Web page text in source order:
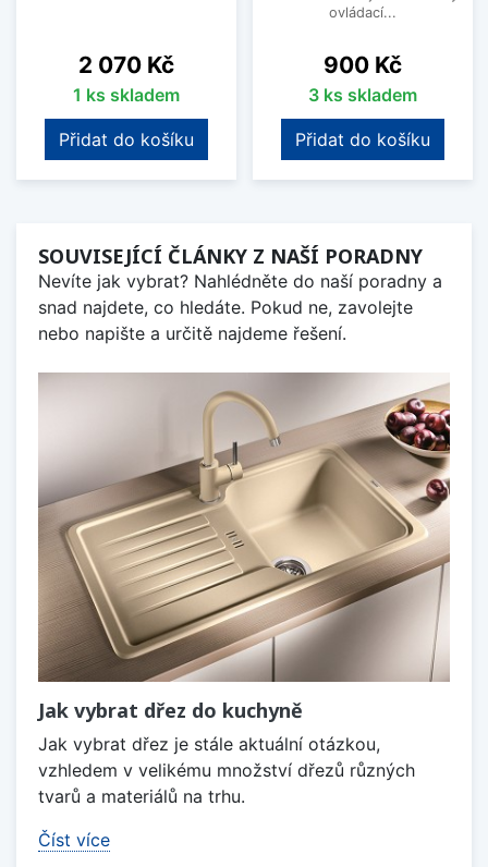
Cena
2 070 Kč
1 ks skladem
Přidat do košíku
ovládací...
Cena
900 Kč
3 ks skladem
Přidat do košíku
SOUVISEJÍCÍ ČLÁNKY Z NAŠÍ PORADNY
Nevíte jak vybrat? Nahlédněte do naší poradny a
snad najdete, co hledáte. Pokud ne, zavolejte
nebo napište a určitě najdeme řešení.
Jak vybrat dřez do kuchyně
Jak vybrat dřez je stále aktuální otázkou,
vzhledem v velikému množství dřezů různých
tvarů a materiálů na trhu.
Číst více